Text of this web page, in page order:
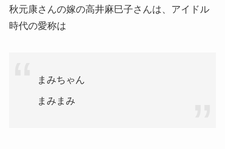
秋元康さんの嫁の高井麻巳子さんは、 アイドル
時代の愛称は
まみちゃん
まみまみ